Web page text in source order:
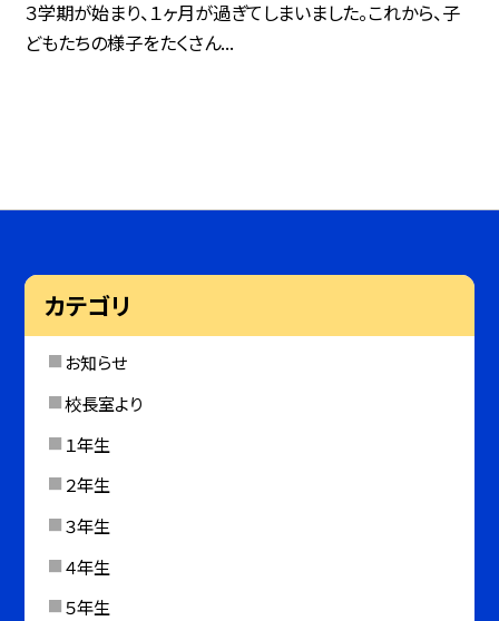
３学期が始まり、１ヶ月が過ぎてしまいました。これから、子
どもたちの様子をたくさん...
カテゴリ
お知らせ
校長室より
１年生
２年生
３年生
４年生
５年生